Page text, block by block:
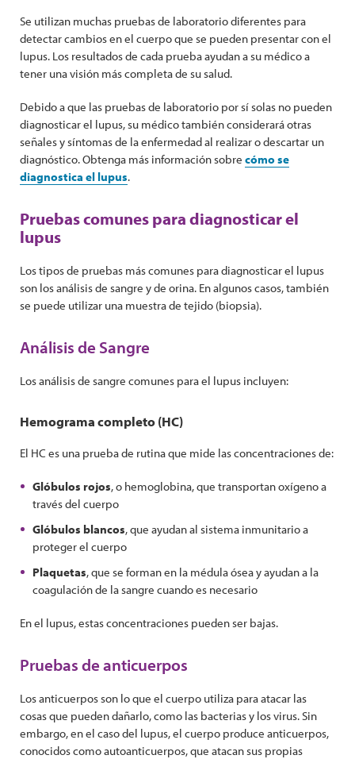
Se utilizan muchas pruebas de laboratorio diferentes para
detectar cambios en el cuerpo que se pueden presentar con el
lupus. Los resultados de cada prueba ayudan a su médico a
tener una visión más completa de su salud.
Debido a que las pruebas de laboratorio por sí solas no pueden
diagnosticar el lupus, su médico también considerará otras
señales y síntomas de la enfermedad al realizar o descartar un
diagnóstico. Obtenga más información sobre cómo se
diagnostica el lupus.
Pruebas comunes para diagnosticar el
lupus
Los tipos de pruebas más comunes para diagnosticar el lupus
son los análisis de sangre y de orina. En algunos casos, también
se puede utilizar una muestra de tejido (biopsia).
Análisis de Sangre
Los análisis de sangre comunes para el lupus incluyen:
Hemograma completo (HC)
El HC es una prueba de rutina que mide las concentraciones de:
Glóbulos rojos, o hemoglobina, que transportan oxígeno a
través del cuerpo
Glóbulos blancos, que ayudan al sistema inmunitario a
proteger el cuerpo
Plaquetas, que se forman en la médula ósea y ayudan a la
coagulación de la sangre cuando es necesario
En el lupus, estas concentraciones pueden ser bajas.
Pruebas de anticuerpos
Los anticuerpos son lo que el cuerpo utiliza para atacar las
cosas que pueden dañarlo, como las bacterias y los virus. Sin
embargo, en el caso del lupus, el cuerpo produce anticuerpos,
conocidos como autoanticuerpos, que atacan sus propias